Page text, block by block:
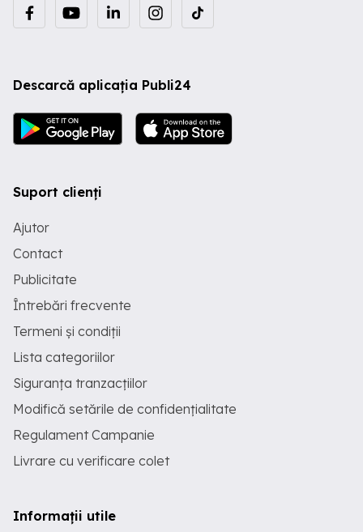
Descarcă aplicația Publi24
Suport clienți
Ajutor
Contact
Publicitate
Întrebări frecvente
Termeni și condiții
Lista categoriilor
Siguranța tranzacțiilor
Modifică setările de confidențialitate
Regulament Campanie
Livrare cu verificare colet
Informații utile